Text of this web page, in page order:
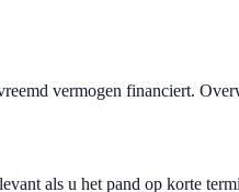
vermogen financiert.
als u het pand op korte